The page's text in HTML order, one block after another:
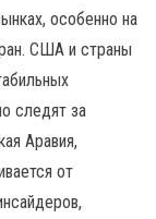
особенно на
США и страны
следят за
Аравия,
от